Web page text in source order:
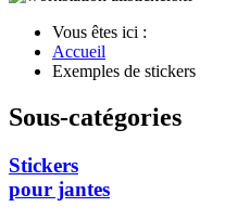
Vous êtes ici :
Accueil
Exemples de stickers
Sous-catégories
Stickers
pour jantes